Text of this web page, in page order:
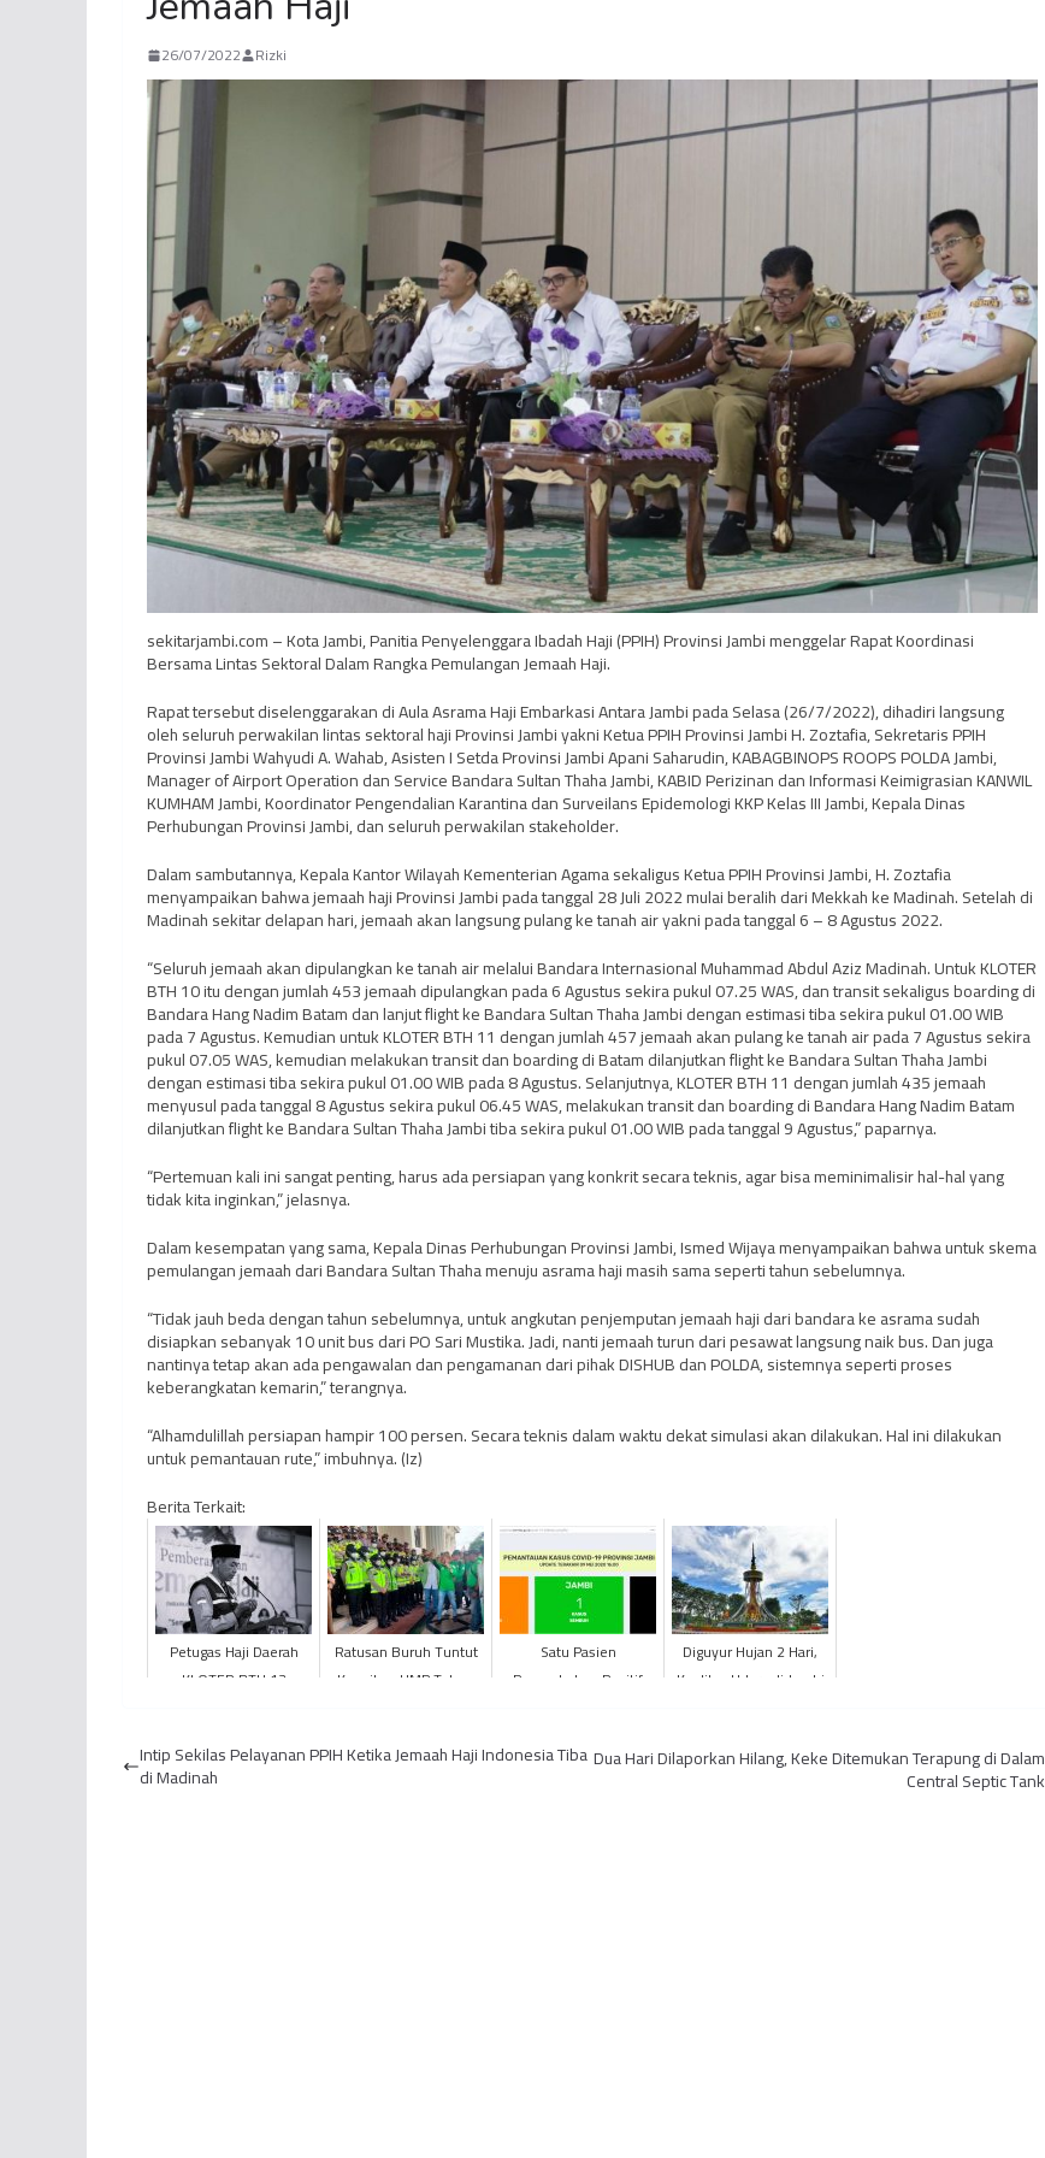
26/07/2022 Rizki
sekitarjambi.com – Kota Jambi, Panitia Penyelenggara Ibadah Haji (PPIH) Provinsi Jambi menggelar Rapat Koordinasi
Bersama Lintas Sektoral Dalam Rangka Pemulangan Jemaah Haji.
Rapat tersebut diselenggarakan di Aula Asrama Haji Embarkasi Antara Jambi pada Selasa (26/7/2022), dihadiri langsung
oleh seluruh perwakilan lintas sektoral haji Provinsi Jambi yakni Ketua PPIH Provinsi Jambi H. Zoztafia, Sekretaris PPIH
Provinsi Jambi Wahyudi A. Wahab, Asisten I Setda Provinsi Jambi Apani Saharudin, KABAGBINOPS ROOPS POLDA Jambi,
Manager of Airport Operation dan Service Bandara Sultan Thaha Jambi, KABID Perizinan dan Informasi Keimigrasian KANWIL
KUMHAM Jambi, Koordinator Pengendalian Karantina dan Surveilans Epidemologi KKP Kelas III Jambi, Kepala Dinas
Perhubungan Provinsi Jambi, dan seluruh perwakilan stakeholder.
Dalam sambutannya, Kepala Kantor Wilayah Kementerian Agama sekaligus Ketua PPIH Provinsi Jambi, H. Zoztafia
menyampaikan bahwa jemaah haji Provinsi Jambi pada tanggal 28 Juli 2022 mulai beralih dari Mekkah ke Madinah. Setelah di
Madinah sekitar delapan hari, jemaah akan langsung pulang ke tanah air yakni pada tanggal 6 – 8 Agustus 2022.
“Seluruh jemaah akan dipulangkan ke tanah air melalui Bandara Internasional Muhammad Abdul Aziz Madinah. Untuk KLOTER
BTH 10 itu dengan jumlah 453 jemaah dipulangkan pada 6 Agustus sekira pukul 07.25 WAS, dan transit sekaligus boarding di
Bandara Hang Nadim Batam dan lanjut flight ke Bandara Sultan Thaha Jambi dengan estimasi tiba sekira pukul 01.00 WIB
pada 7 Agustus. Kemudian untuk KLOTER BTH 11 dengan jumlah 457 jemaah akan pulang ke tanah air pada 7 Agustus sekira
pukul 07.05 WAS, kemudian melakukan transit dan boarding di Batam dilanjutkan flight ke Bandara Sultan Thaha Jambi
dengan estimasi tiba sekira pukul 01.00 WIB pada 8 Agustus. Selanjutnya, KLOTER BTH 11 dengan jumlah 435 jemaah
menyusul pada tanggal 8 Agustus sekira pukul 06.45 WAS, melakukan transit dan boarding di Bandara Hang Nadim Batam
dilanjutkan flight ke Bandara Sultan Thaha Jambi tiba sekira pukul 01.00 WIB pada tanggal 9 Agustus,” paparnya.
“Pertemuan kali ini sangat penting, harus ada persiapan yang konkrit secara teknis, agar bisa meminimalisir hal-hal yang
tidak kita inginkan,” jelasnya.
Dalam kesempatan yang sama, Kepala Dinas Perhubungan Provinsi Jambi, Ismed Wijaya menyampaikan bahwa untuk skema
pemulangan jemaah dari Bandara Sultan Thaha menuju asrama haji masih sama seperti tahun sebelumnya.
“Tidak jauh beda dengan tahun sebelumnya, untuk angkutan penjemputan jemaah haji dari bandara ke asrama sudah
disiapkan sebanyak 10 unit bus dari PO Sari Mustika. Jadi, nanti jemaah turun dari pesawat langsung naik bus. Dan juga
nantinya tetap akan ada pengawalan dan pengamanan dari pihak DISHUB dan POLDA, sistemnya seperti proses
keberangkatan kemarin,” terangnya.
“Alhamdulillah persiapan hampir 100 persen. Secara teknis dalam waktu dekat simulasi akan dilakukan. Hal ini dilakukan
untuk pemantauan rute,” imbuhnya. (Iz)
Berita Terkait:
Petugas Haji Daerah
KLOTER BTH 13
Suci
Ratusan Buruh Tuntut
Kenaikan UMP Tahun
Satu Pasien
Penambahan Positif
Gowa
Diguyur Hujan 2 Hari,
Kualitas Udara di Jambi
Intip Sekilas Pelayanan PPIH Ketika Jemaah Haji Indonesia Tiba
di Madinah
Dua Hari Dilaporkan Hilang, Keke Ditemukan Terapung di Dalam
Central Septic Tank